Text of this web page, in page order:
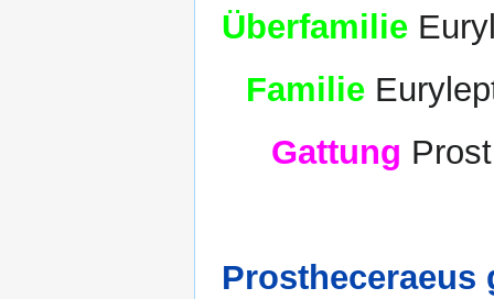
Überfamilie
Familie
Gattung
Prostheceraeus